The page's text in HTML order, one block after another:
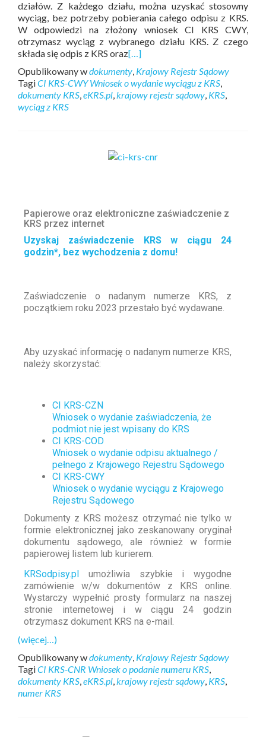
działów. Z każdego działu, można uzyskać stosowny
wyciąg, bez potrzeby pobierania całego odpisu z KRS.
W odpowiedzi na złożony wniosek CI KRS CWY,
otrzymasz wyciąg z wybranego działu KRS. Z czego
składa się odpis z KRS oraz[…]
Opublikowany wdokumenty, Krajowy Rejestr Sądowy
TagiCI KRS-CWY Wniosek o wydanie wyciągu z KRS,
dokumenty KRS,eKRS.pl,krajowy rejestr sądowy, KRS,
wyciąg z KRS
Papierowe oraz elektroniczne zaświadczenie z
KRS przez internet
Uzyskaj zaświadczenie KRS w ciągu 24
godzin*, bez wychodzenia z domu!
Zaświadczenie o nadanym numerze KRS, z
początkiem roku 2023 przestało być wydawane.
Aby uzyskać informację o nadanym numerze KRS,
należy skorzystać:
CI KRS-CZN
Wniosek o wydanie zaświadczenia, że
podmiot nie jest wpisany do KRS
CI KRS-COD
Wniosek o wydanie odpisu aktualnego /
pełnego z Krajowego Rejestru Sądowego
CI KRS-CWY
Wniosek o wydanie wyciągu z Krajowego
Rejestru Sądowego
Dokumenty z KRS możesz otrzymać nie tylko w
formie elektronicznej jako zeskanowany oryginał
dokumentu sądowego, ale również w formie
papierowej listem lub kurierem.
KRSodpisy.pl
umożliwia szybkie i wygodne
zamówienie w/w dokumentów z KRS online.
Wystarczy wypełnić prosty formularz na naszej
stronie internetowej i w ciągu 24 godzin
otrzymasz dokument KRS na e-mail.
(więcej…)
Opublikowany wdokumenty, Krajowy Rejestr Sądowy
TagiCI KRS-CNR Wniosek o podanie numeru KRS,
dokumenty KRS,eKRS.pl,krajowy rejestr sądowy, KRS,
numer KRS